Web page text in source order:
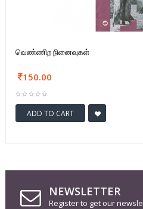
வெண்ணிற நினைவுகள்
150.00
ADD TO CART
NEWSLETTER
Register to get our